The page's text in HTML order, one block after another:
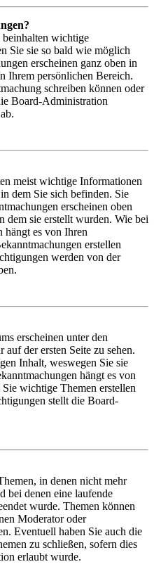
wichtige
Sie sie so bald wie möglich
erscheinen ganz oben in
Ihrem persönlichen Bereich.
schreiben können oder
Board-Administration
meist wichtige Informationen
dem Sie sich befinden. Sie
erscheinen oben
dem sie erstellt wurden. Wie bei
hängt es von Ihren
erstellen
werden von der
erscheinen unter den
der ersten Seite zu sehen.
Inhalt, weswegen Sie sie
hängt es von
wichtige Themen erstellen
stellt die Board-
in denen nicht mehr
bei denen eine laufende
wurde. Themen können
Moderator oder
Eventuell haben Sie auch die
zu schließen, sofern dies
erlaubt wurde.